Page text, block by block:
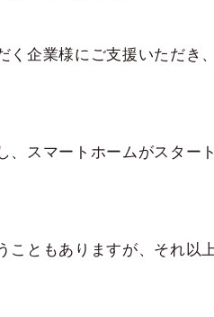
く企業様にご支援いただき
、スマートホームがスター
ともありますが、それ以